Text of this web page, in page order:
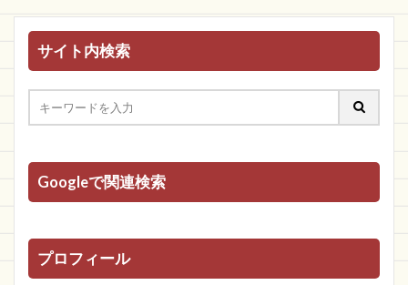
サイト内検索
Googleで関連検索
プロフィール